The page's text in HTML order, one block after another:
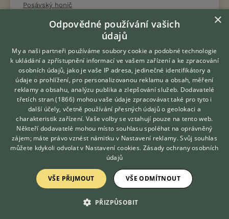
Posávský honič
Pražský krysařík
Pudl toy
Pudl trpasličí
Pudl velký
Pudlpointr
Pumi
Pyrenejský horský pes
Pyrenejský mastin
Rafeiro do Alentejo
Rakouský pinč
Rhodéský ridgeback
Hledáte zvířecího kamaráda?
Zdarma vám poradí
VETERINÁŘ ONLINE
KONZULTOVAT S
VETERINÁŘEM
×
Odpovědné používání vašich
údajů
My a naši partneři používáme soubory cookie a podobné technologie
k ukládání a zpřístupnění informací ve vašem zařízení a ke zpracování
osobních údajů, jako je vaše IP adresa, jedinečné identifikátory a
údaje o prohlížení, pro personalizovanou reklamu a obsah, měření
reklamy a obsahu, analýzu publika a zlepšování služeb. Dodavatelé
třetích stran (1866) mohou vaše údaje zpracovávat také pro tyto i
další účely, včetně používání přesných údajů o geolokaci a
charakteristik zařízení. Vaše volby se vztahují pouze na tento web.
Někteří dodavatelé mohou místo souhlasu spoléhat na oprávněný
zájem; máte právo vznést námitku v Nastavení reklamy. Svůj souhlas
můžete kdykoli odvolat v Nastavení cookies. Zásady ochrany osobních
údajů
VŠE PŘIJMOUT VŠE ODMÍTNOUT
PŘIZPŮSOBIT